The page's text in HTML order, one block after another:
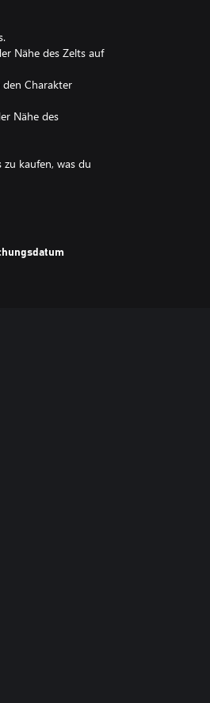
Nähe des Zelts auf
Charakter
Nähe des
kaufen, was du